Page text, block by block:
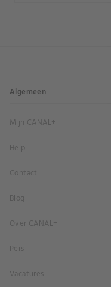
Algemeen
Mijn CANAL+
Help
Contact
Blog
Over CANAL+
Pers
Vacatures